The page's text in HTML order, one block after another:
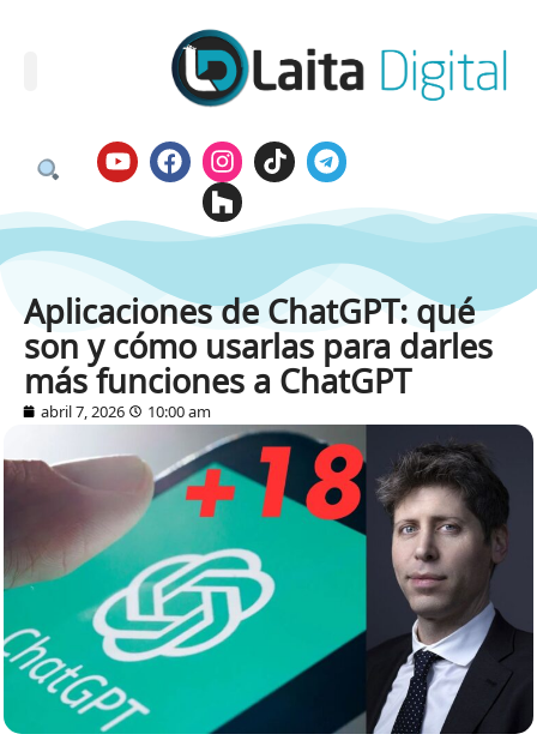
Aplicaciones de ChatGPT: qué
son y cómo usarlas para darles
más funciones a ChatGPT
abril 7, 2026 10:00 am